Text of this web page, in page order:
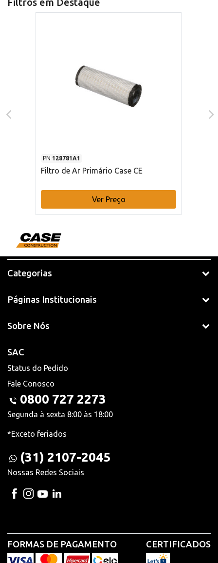
PN 128781A1
Filtro de Ar Primário Case CE
Ver Preço
Categorias
Páginas Institucionais
Sobre Nós
SAC
Status do Pedido
Fale Conosco
0800 727 2273
Segunda à sexta 8:00 às 18:00
*Exceto feriados
(31) 2107-2045
Nossas Redes Sociais
FORMAS DE PAGAMENTO CERTIFICADOS